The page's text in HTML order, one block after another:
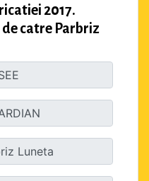
2017.
catre Parbriz